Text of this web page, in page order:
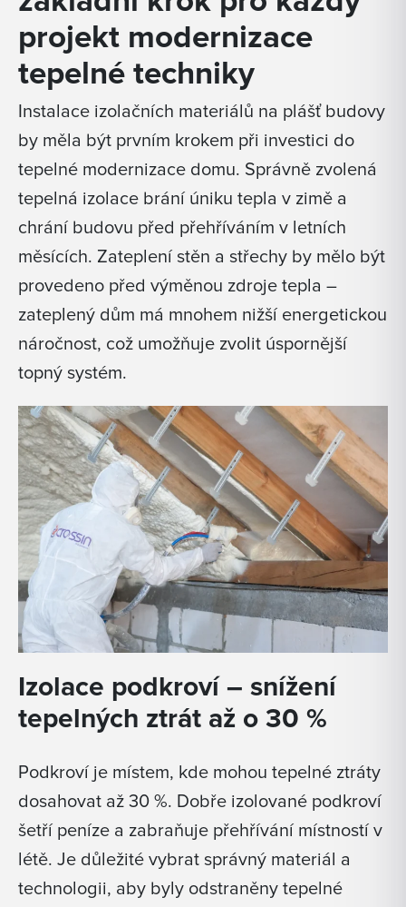
projekt modernizace
tepelné techniky
Instalace izolačních materiálů na plášť budovy
by měla být prvním krokem při investici do
tepelné modernizace domu. Správně zvolená
tepelná izolace brání úniku tepla v zimě a
chrání budovu před přehříváním v letních
měsících. Zateplení stěn a střechy by mělo být
provedeno před výměnou zdroje tepla –
zateplený dům má mnohem nižší energetickou
náročnost, což umožňuje zvolit úspornější
topný systém.
Izolace podkroví – snížení
tepelných ztrát až o 30 %
Podkroví je místem, kde mohou tepelné ztráty
dosahovat až 30 %. Dobře izolované podkroví
šetří peníze a zabraňuje přehřívání místností v
létě. Je důležité vybrat správný materiál a
technologii, aby byly odstraněny tepelné